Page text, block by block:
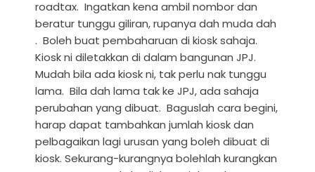
roadtax. Ingatkan kena ambil nombor dan
beratur tunggu giliran, rupanya dah muda dah
. Boleh buat pembaharuan di kiosk sahaja.
Kiosk ni diletakkan di dalam bangunan JPJ.
Mudah bila ada kiosk ni, tak perlu nak tunggu
lama. Bila dah lama tak ke JPJ, ada sahaja
perubahan yang dibuat. Baguslah cara begini,
harap dapat tambahkan jumlah kiosk dan
pelbagaikan lagi urusan yang boleh dibuat di
kiosk. Sekurang-kurangnya bolehlah kurangkan